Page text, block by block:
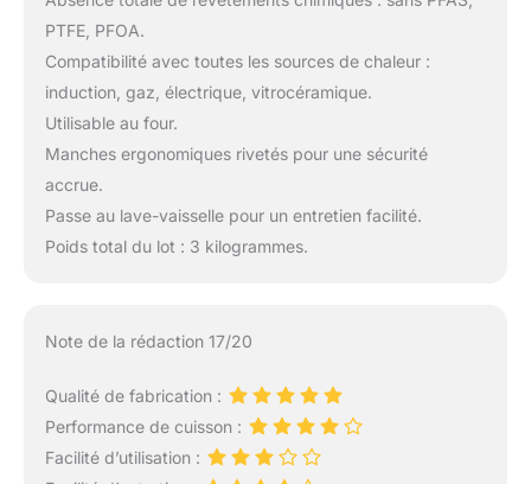
PTFE, PFOA.
Compatibilité avec toutes les sources de chaleur :
induction, gaz, électrique, vitrocéramique.
Utilisable au four.
Manches ergonomiques rivetés pour une sécurité
accrue.
Passe au lave-vaisselle pour un entretien facilité.
Poids total du lot : 3 kilogrammes.
Note de la rédaction 17/20
Qualité de fabrication :
Performance de cuisson :
Facilité d’utilisation :